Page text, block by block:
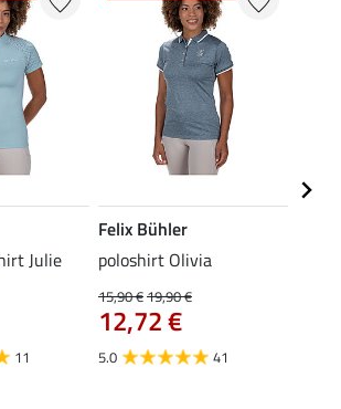
Julie
11
Felix Bühler
poloshirt Olivia
15,90 €19,90 €
12,72 €
5.0 41